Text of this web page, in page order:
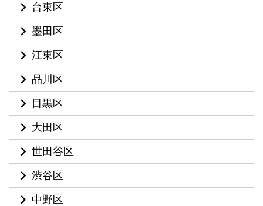
台東区
墨田区
江東区
品川区
目黒区
大田区
世田谷区
渋谷区
中野区